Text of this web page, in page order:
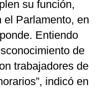
su función,
el Parlamento, en
Entiendo
de
trabajadores de
indicó en